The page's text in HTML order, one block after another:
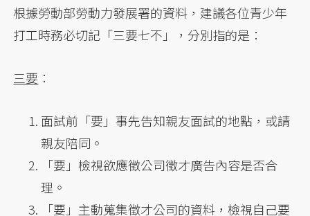
根據勞動部勞動力發展署的資料，建議各位青少年
打工時務必切記「三要七不」，分別指的是：
三要 ：
面試前「要」事先告知親友面試的地點，或請
親友陪同。
「要」檢視欲應徵公司徵才廣告內容是否合
理。
「要」主動蒐集徵才公司的資料，檢視自己要